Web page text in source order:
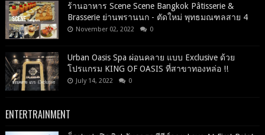
ร้านอาหาร Scene Scene Bangkok Pâtisserie &
Brasserie ย่านพรานนก - ตัดใหม่ พุทธมณฑลสาย 4
November 02, 2022 0
Urban Oasis Spa ผ่อนคลาย แบบ Exclusive ด้วย
โปรแกรม KING OF OASIS ที่สาขาทองหล่อ !!
July 14, 2022 0
ENTERTRAINMENT